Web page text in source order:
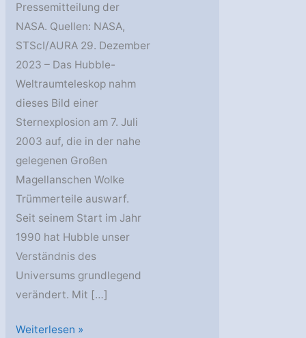
Pressemitteilung der
NASA. Quellen: NASA,
STScI/AURA 29. Dezember
2023 – Das Hubble-
Weltraumteleskop nahm
dieses Bild einer
Sternexplosion am 7. Juli
2003 auf, die in der nahe
gelegenen Großen
Magellanschen Wolke
Trümmerteile auswarf.
Seit seinem Start im Jahr
1990 hat Hubble unser
Verständnis des
Universums grundlegend
verändert. Mit […]
Feuerwerk
Weiterlesen »